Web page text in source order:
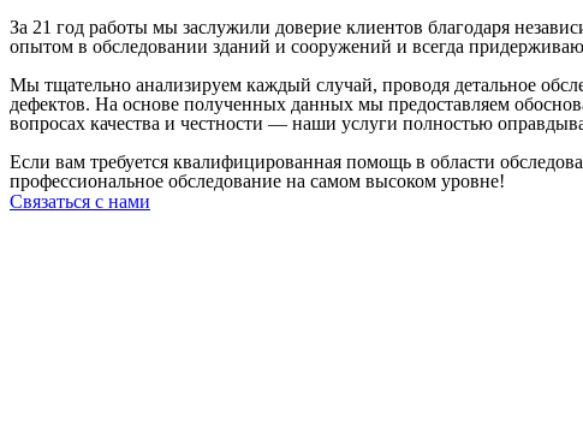
За 21 год работы мы заслужили доверие клиентов благодаря
опытом в обследовании зданий и сооружений и всегда
Мы тщательно анализируем каждый случай, проводя детальное
дефектов. На основе полученных данных мы предоставляем
вопросах качества и честности — наши услуги полностью
Если вам требуется квалифицированная помощь в области
профессиональное обследование на самом высоком уровне!
Связаться с нами